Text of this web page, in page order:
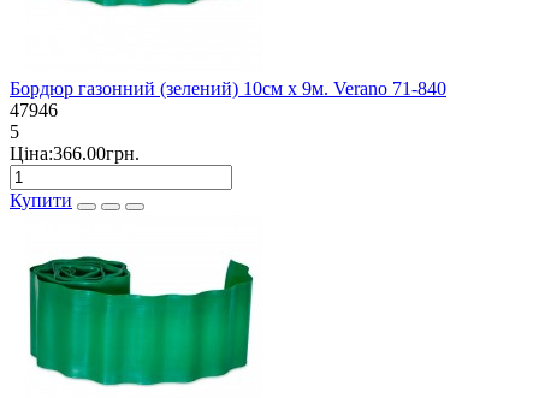
Бордюр газонний (зелений) 10см х 9м. Verano 71-840
47946
5
Ціна:366.00грн.
Купити